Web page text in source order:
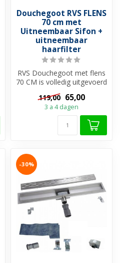
Douchegoot RVS FLENS
70 cm met
Uitneembaar Sifon +
uitneembaar
haarfilter
RVS Douchegoot met flens
70 CM is volledig uitgevoerd
119,00 65,00
3 a 4 dagen
-30%